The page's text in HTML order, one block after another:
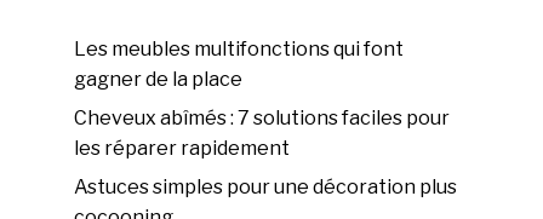
Les meubles multifonctions qui font
gagner de la place
Cheveux abîmés : 7 solutions faciles pour
les réparer rapidement
Astuces simples pour une décoration plus